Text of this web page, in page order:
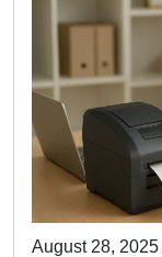
August 28, 2025